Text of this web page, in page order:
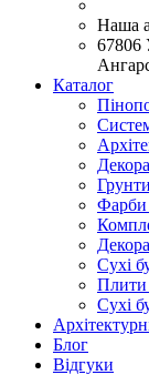
Наша
67806
Каталог
Грунти
Сухі
Плити
Сухі
Блог
Відгуки